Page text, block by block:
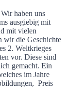
haben uns
ausgiebig mit
mit vielen
wir die Geschichte
2. Weltkrieges
vor. Diese sind
gemacht. Ein
im Jahre
Preis